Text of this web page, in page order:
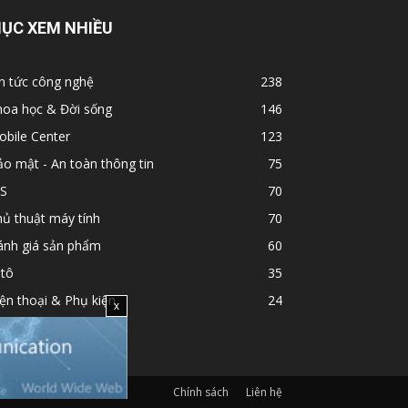
XEM NHIỀU
tức công nghệ
238
học & Đời sống
146
Center
123
mật - An toàn thông tin
75
70
thuật máy tính
70
giá sản phẩm
60
35
thoại & Phụ kiện
24
Chính sách Liên hệ
x